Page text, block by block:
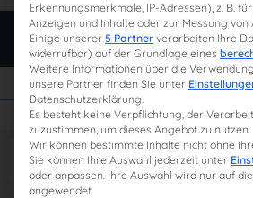
Erkennungsmerkmale, IP-Adressen), z. B.
Anzeigen und Inhalte oder zur Messung von
Einige unserer 5 Partner verarbeiten Ihre
widerrufbar) auf der Grundlage eines
Weitere Informationen über die
unsere Partner finden Sie unter
Datenschutzerklärung.
Es besteht keine Verpflichtung, der
zuzustimmen, um dieses Angebot zu nutzen.
Wir können bestimmte Inhalte nicht ohne
Sie können Ihre Auswahl jederzeit unter
oder anpassen. Ihre Auswahl wird nur auf
angewendet.